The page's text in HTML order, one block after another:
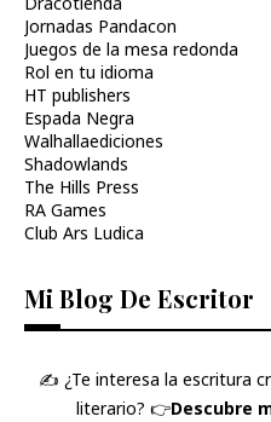
Jornadas Pandacon
Juegos de la mesa redonda
Rol en tu idioma
HT publishers
Espada Negra
Walhallaediciones
Shadowlands
The Hills Press
RA Games
Club Ars Ludica
Mi Blog De Escritor
✍️ ¿Te interesa la escritura
literario? 👉​Descubre